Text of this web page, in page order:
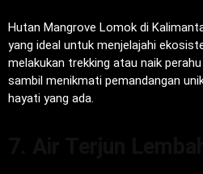
Hutan Mangrove Lomok di
yang ideal untuk menjelajahi
melakukan trekking atau naik
sambil menikmati pemandangan
hayati yang ada.